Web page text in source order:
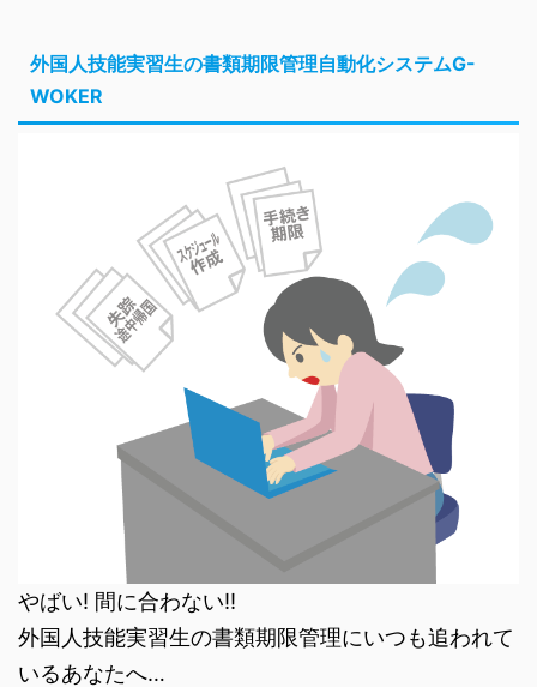
外国人技能実習生の書類期限管理自動化システムG-
WOKER
やばい! 間に合わない!!
外国人技能実習生の書類期限管理にいつも追われて
いるあなたへ…